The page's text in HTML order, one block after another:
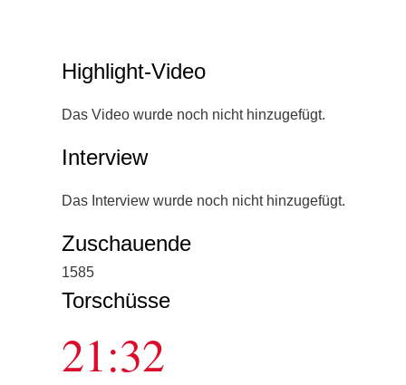
Highlight-Video
Das Video wurde noch nicht hinzugefügt.
Interview
Das Interview wurde noch nicht hinzugefügt.
Zuschauende
1585
Torschüsse
21:32